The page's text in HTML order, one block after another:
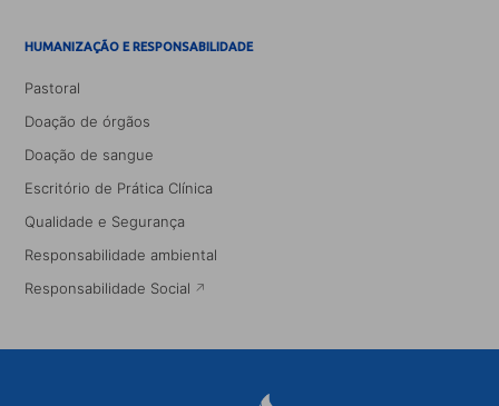
HUMANIZAÇÃO E RESPONSABILIDADE
Pastoral
Doação de órgãos
Doação de sangue
Escritório de Prática Clínica
Qualidade e Segurança
Responsabilidade ambiental
Responsabilidade Social